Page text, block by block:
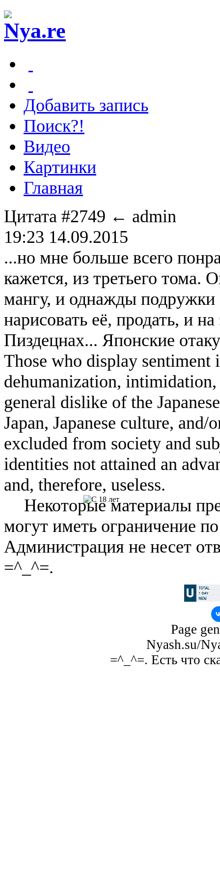
Добавить запись
Поиск?!
Видео
Картинки
Главная
Цитата #2749 ← admin
19:23 14.09.2015
...но мне больше всего
кажется, из третьего
мангу, и однажды подружки
нарисовать её, продать, и
Пиздецнах... Японские
Those who display
dehumanization,
general dislike of the
Japan, Japanese culture, and/
excluded from society and
identities not attained an
and, therefore, useless.
Некоторые материалы
могут иметь ограничение
Администрация не несет
=^_^=.
Page
Nyash.su/
=^_^=. Есть что